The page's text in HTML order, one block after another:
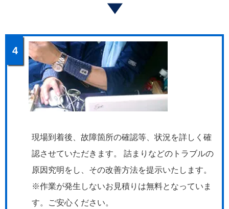
4
現場到着後、故障箇所の確認等、状況を詳しく確
認させていただきます。 詰まりなどのトラブルの
原因究明をし、その改善方法を提示いたします。
※作業が発生しないお見積りは無料となっていま
す。ご安心ください。